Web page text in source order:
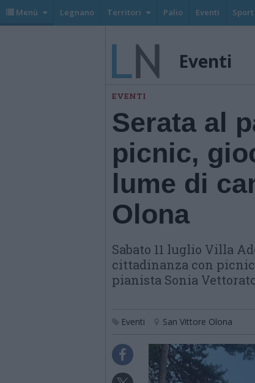
Menù Legnano Territori Palio Eventi Sport
Eventi
EVENTI
Serata al
picnic,
lume di
Olona
Sabato 11 luglio Villa
cittadinanza con
pianista Sonia
Eventi San Vittore Olona